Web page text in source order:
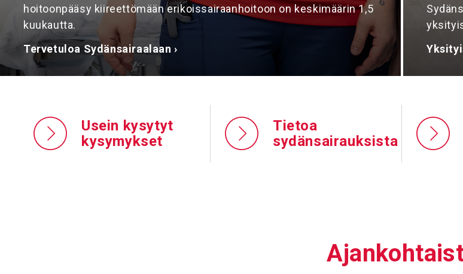
hoitoonpääsy kiireettömään erikoissairaanhoitoon on keskimäärin 1,5
kuukautta.
Tervetuloa Sydänsairaalaan ›
Usein kysytyt
kysymykset
Tietoa
sydänsairauksista